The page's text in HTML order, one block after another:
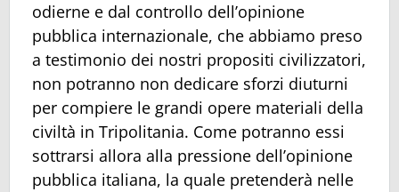
odierne e dal controllo dell’opinione
pubblica internazionale, che abbiamo preso
a testimonio dei nostri propositi civilizzatori,
non potranno non dedicare sforzi diuturni
per compiere le grandi opere materiali della
civiltà in Tripolitania. Come potranno essi
sottrarsi allora alla pressione dell’opinione
pubblica italiana, la quale pretenderà nelle